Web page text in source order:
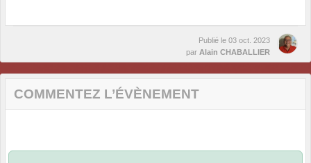
Publié le 03 oct. 2023
par Alain CHABALLIER
COMMENTEZ L’ÉVÈNEMENT